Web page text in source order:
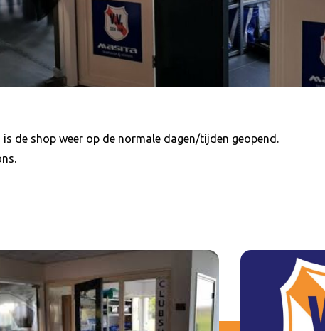
de shop weer op de normale dagen/tijden geopend.